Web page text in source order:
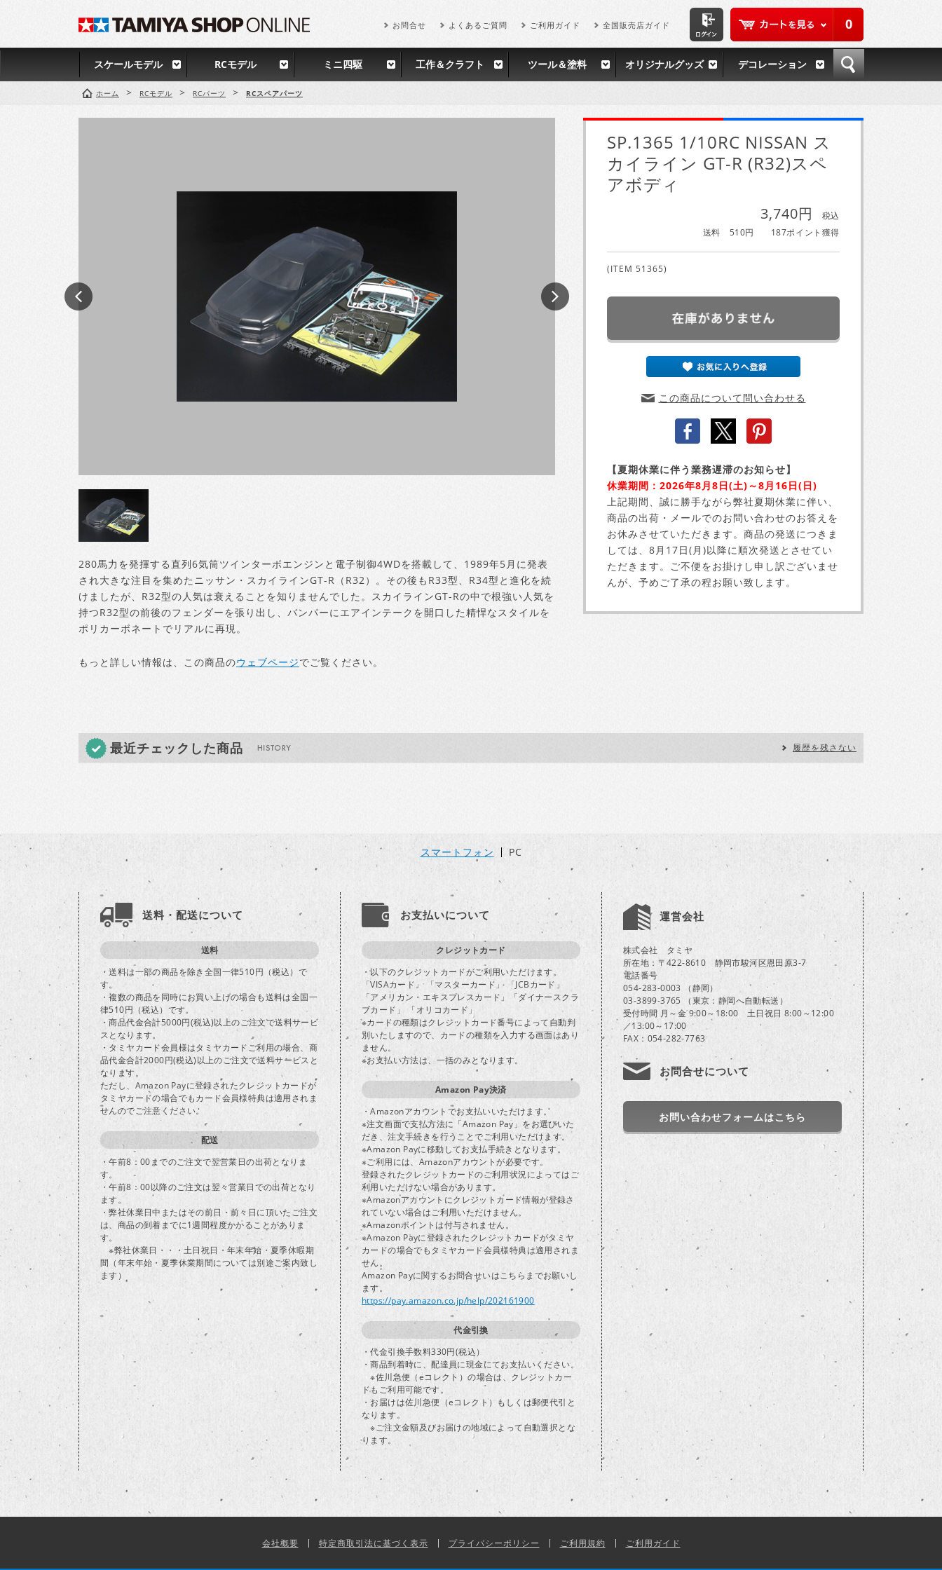
0
お問合せ よくあるご質問 ご利用ガイド 全国販売店ガイド
スケールモデル RCモデル ミニ四駆 工作＆クラフト ツール＆塗料 オリジナルグッズ デコレーション
ホーム > RCモデル > RCパーツ > RCスペアパーツ
280馬力を発揮する直列6気筒ツインターボエンジンと電子制御4WDを搭載して、1989年5月に発表
され大きな注目を集めたニッサン・スカイラインGT-R（R32）。その後もR33型、R34型と進化を続
けましたが、R32型の人気は衰えることを知りませんでした。スカイラインGT-Rの中で根強い人気を
持つR32型の前後のフェンダーを張り出し、バンパーにエアインテークを開口した精悍なスタイルを
ポリカーボネートでリアルに再現。
もっと詳しい情報は、この商品のウェブページでご覧ください。
SP.1365 1/10RC NISSAN ス
カイライン GT-R (R32)スペ
アボディ
3,740円
税込
送料 510円
187ポイント獲得
(ITEM 51365)
この商品について問い合わせる
【夏期休業に伴う業務遅滞のお知らせ】
休業期間：2026年8月8日(土)～8月16日(日)
上記期間、誠に勝手ながら弊社夏期休業に伴い、
商品の出荷・メールでのお問い合わせのお答えを
お休みさせていただきます。商品の発送につきま
しては、8月17日(月)以降に順次発送とさせてい
ただきます。ご不便をお掛けし申し訳ございませ
んが、予めご了承の程お願い致します。
最近チェックした商品 履歴を残さない
スマートフォン PC
送料・配送について
送料
・送料は一部の商品を除き全国一律510円（税込）で
す。
・複数の商品を同時にお買い上げの場合も送料は全国一
律510円（税込）です。
・商品代金合計5000円(税込)以上のご注文で送料サービ
スとなります。
・タミヤカード会員様はタミヤカードご利用の場合、商
品代金合計2000円(税込)以上のご注文で送料サービスと
なります。
ただし、Amazon Payに登録されたクレジットカードが
タミヤカードの場合でもカード会員様特典は適用されま
せんのでご注意ください。
配送
・午前8：00までのご注文で翌営業日の出荷となりま
す。
・午前8：00以降のご注文は翌々営業日での出荷となり
ます。
・弊社休業日中またはその前日・前々日に頂いたご注文
は、商品の到着までに1週間程度かかることがありま
す。
※弊社休業日・・・土日祝日・年末年始・夏季休暇期
間（年末年始・夏季休業期間については別途ご案内致し
ます）
お支払いについて
クレジットカード
・以下のクレジットカードがご利用いただけます。
「VISAカード」 「マスターカード」 「JCBカード」
「アメリカン・エキスプレスカード」「ダイナースクラ
ブカード」 「オリコカード」
※カードの種類はクレジットカード番号によって自動判
別いたしますので、カードの種類を入力する画面はあり
ません。
※お支払い方法は、一括のみとなります。
Amazon Pay決済
・Amazonアカウントでお支払いいただけます。
※注文画面で支払方法に「Amazon Pay」をお選びいた
だき、注文手続きを行うことでご利用いただけます。
※Amazon Payに移動してお支払手続きとなります。
※ご利用には、Amazonアカウントが必要です。
登録されたクレジットカードのご利用状況によってはご
利用いただけない場合があります。
※Amazonアカウントにクレジットカード情報が登録さ
れていない場合はご利用いただけません。
※Amazonポイントは付与されません。
※Amazon Payに登録されたクレジットカードがタミヤ
カードの場合でもタミヤカード会員様特典は適用されま
せん。
Amazon Payに関するお問合せいはこちらまでお願いし
ます。
https://pay.amazon.co.jp/help/202161900
代金引換
・代金引換手数料330円(税込）
・商品到着時に、配達員に現金にてお支払いください。
※佐川急便（eコレクト）の場合は、クレジットカー
ドもご利用可能です。
・お届けは佐川急便（eコレクト）もしくは郵便代引と
なります。
※ご注文金額及びお届けの地域によって自動選択とな
ります。
運営会社
株式会社 タミヤ
所在地：〒422-8610 静岡市駿河区恩田原3-7
電話番号
054-283-0003 （静岡）
03-3899-3765 （東京：静岡へ自動転送）
受付時間 月～金 9:00～18:00 土日祝日 8:00～12:00
／13:00～17:00
FAX：054-282-7763
お問合せについて
お問い合わせフォームはこちら
会社概要 特定商取引法に基づく表示 プライバシーポリシー ご利用規約 ご利用ガイド